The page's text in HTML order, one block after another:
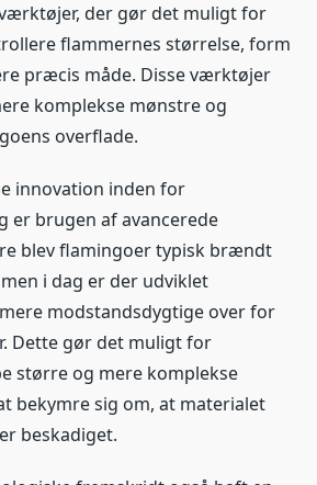
der gør det muligt for
flammernes størrelse, form
præcis måde. Disse værktøjer
komplekse mønstre og
overflade.
innovation inden for
brugen af avancerede
blev flamingoer typisk brændt
i dag er der udviklet
modstandsdygtige over for
Dette gør det muligt for
større og mere komplekse
bekymre sig om, at materialet
beskadiget.